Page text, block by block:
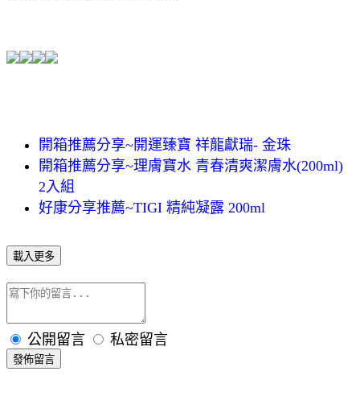
開箱推薦分享~開運臻寶 祥龍獻瑞- 金珠
開箱推薦分享~理膚寶水 青春清爽潔膚水(200ml)
2入組
好康分享推薦~TIGI 精純凝露 200ml
載入更多
公開留言 私密留言
發佈留言